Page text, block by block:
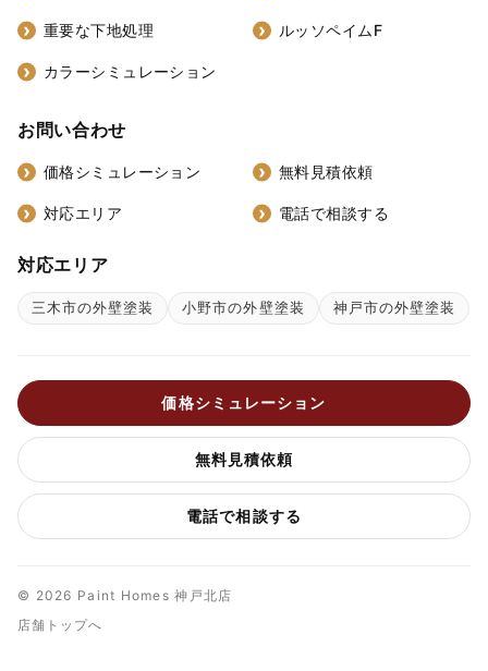
重要な下地処理 ルッソペイムF
カラーシミュレーション
お問い合わせ
価格シミュレーション 無料見積依頼
対応エリア 電話で相談する
対応エリア
三木市の外壁塗装 小野市の外壁塗装 神戸市の外壁塗装
価格シミュレーション
無料見積依頼
電話で相談する
© 2026 Paint Homes 神戸北店
店舗トップへ